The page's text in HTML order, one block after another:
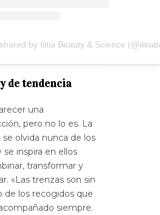
by Ilitia Beauty & Science
de tendencia
una
pero no lo es. La
olvida nunca de los
se inspira en ellos
transformar y
«Las trenzas son sin
de los recogidos que
siempre.